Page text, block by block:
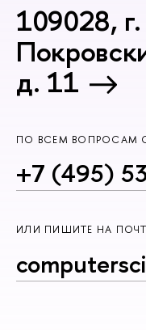
109028,
д. 11
ПО ВСЕМ ВОПРОСАМ
+7 (495)
ИЛИ ПИШИТЕ НА